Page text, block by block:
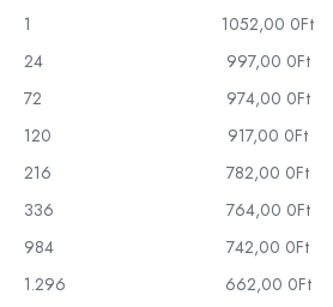
1
1052,00 0Ft
24
997,00 0Ft
72
974,00 0Ft
120
917,00 0Ft
216
782,00 0Ft
336
764,00 0Ft
984
742,00 0Ft
1.296
662,00 0Ft